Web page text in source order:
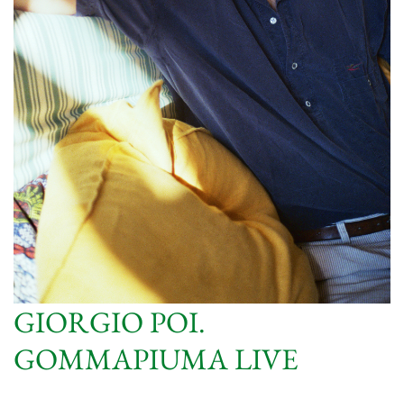
GIORGIO POI.
GOMMAPIUMA LIVE